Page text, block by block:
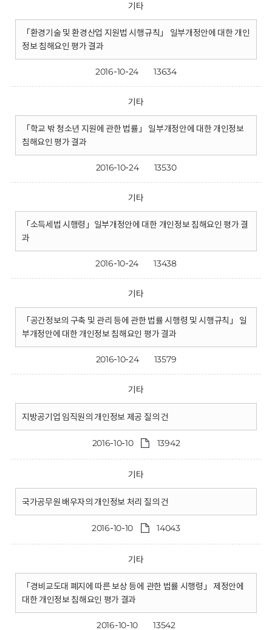
기타
「환경기술 및 환경산업 지원법 시행규칙」 일부개정안에 대한 개인
정보 침해요인 평가 결과
2016-10-24 13634
기타
「학교 밖 청소년 지원에 관한 법률」 일부개정안에 대한 개인정보
침해요인 평가 결과
2016-10-24 13530
기타
「소득세법 시행령」일부개정안에 대한 개인정보 침해요인 평가 결
과
2016-10-24 13438
기타
「공간정보의 구축 및 관리 등에 관한 법률 시행령 및 시행규칙」 일
부개정안에 대한 개인정보 침해요인 평가 결과
2016-10-24 13579
기타
지방공기업 임직원의 개인정보 제공 질의 건
2016-10-10 13942
기타
국가공무원 배우자의 개인정보 처리 질의 건
2016-10-10 14043
기타
「경비교도대 폐지에 따른 보상 등에 관한 법률 시행령」 제정안에
대한 개인정보 침해요인 평가 결과
2016-10-10 13542